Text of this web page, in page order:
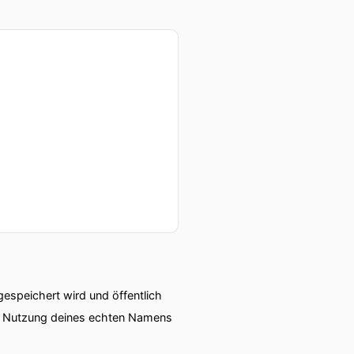
erklärt was
Vorteil eines
wird und öffentlich
deines echten Namens